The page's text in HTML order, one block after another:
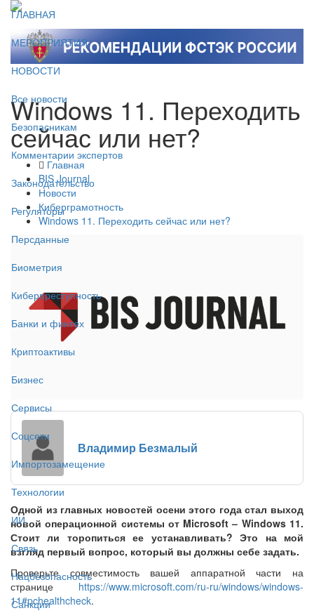
ГЛАВНАЯ
МЕРОПРИЯТИЯ
НОВОСТИ
Все новости
Безопасникам
Комментарии экспертов
Законодательство
Регуляторы
Персданные
Биометрия
Киберпреступность
Банки и финтех
Криптоактивы
Бизнес
Сервисы
Соцсети
Импортозамещение
Технологии
ИИ
Связь
Нацбезопасность
Санкции
Windows 11. Переходить
сейчас или нет?
Главная
BIS Journal
Новости
Киберграмотность
Windows 11. Переходить сейчас или нет?
Владимир Безмалый
Одной из главных новостей осени этого года стал выход
новой операционной системы от Microsoft – Windows 11.
Стоит ли торопиться ее устанавливать? Это на мой
взгляд первый вопрос, который вы должны себе задать.
Проверьте совместимость вашей аппаратной части на
странице https://www.microsoft.com/ru-ru/windows/windows-
11#pchealthcheck.